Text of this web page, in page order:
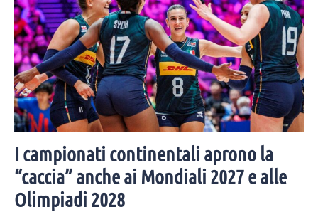
I campionati continentali aprono la
“caccia” anche ai Mondiali 2027 e alle
Olimpiadi 2028